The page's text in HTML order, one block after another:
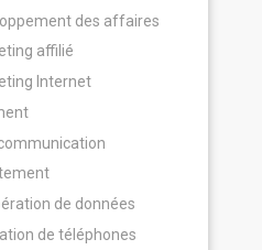
des affaires
affilié
Internet
de données
de téléphones